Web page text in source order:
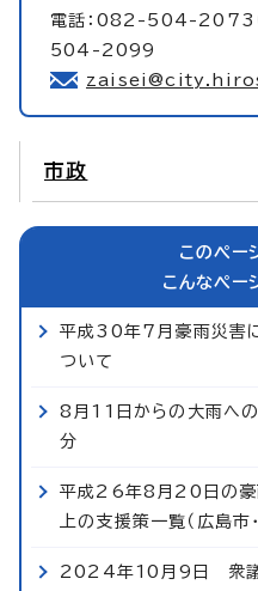
電話：082-504-2073
504-2099
市政
このペー
こんなペー
平成30年7月豪雨災害
ついて
8月11日からの大雨へ
分
平成26年8月20日の豪
上の支援策一覧（広島市
2024年10月9日 衆議